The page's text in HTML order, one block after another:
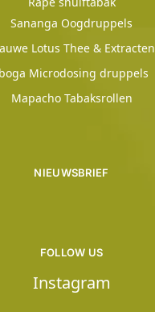
Sananga Oogdruppels
Lotus Thee & Extracten
Microdosing druppels
Mapacho Tabaksrollen
NIEUWSBRIEF
FOLLOW US
Instagram